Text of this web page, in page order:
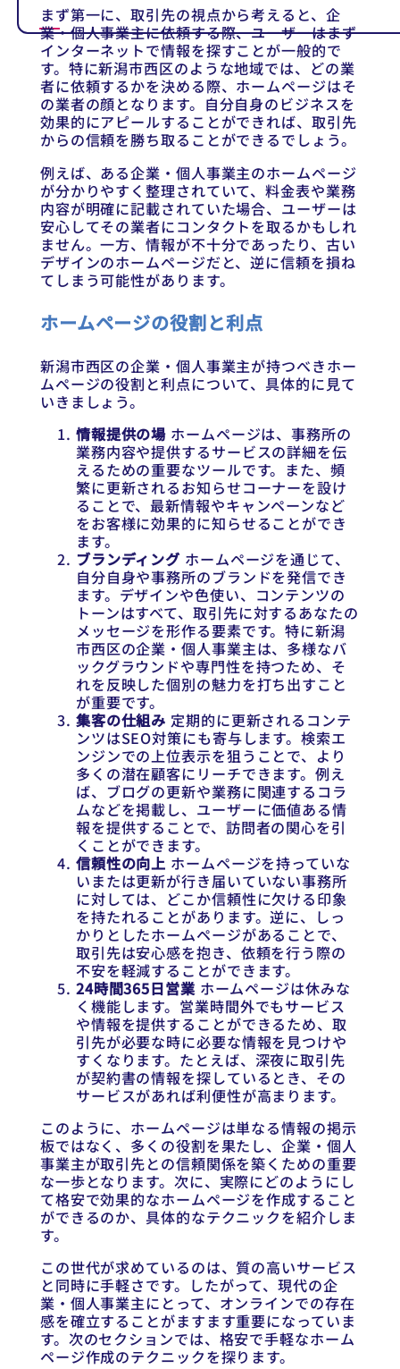
まず第一に、取引先の視点から考えると、企
業・個人事業主に依頼する際、ユーザーはまず
インターネットで情報を探すことが一般的で
す。特に新潟市西区のような地域では、どの業
者に依頼するかを決める際、ホームページはそ
の業者の顔となります。自分自身のビジネスを
効果的にアピールすることができれば、取引先
からの信頼を勝ち取ることができるでしょう。
例えば、ある企業・個人事業主のホームページ
が分かりやすく整理されていて、料金表や業務
内容が明確に記載されていた場合、ユーザーは
安心してその業者にコンタクトを取るかもしれ
ません。一方、情報が不十分であったり、古い
デザインのホームページだと、逆に信頼を損ね
てしまう可能性があります。
ホームページの役割と利点
新潟市西区の企業・個人事業主が持つべきホー
ムページの役割と利点について、具体的に見て
いきましょう。
情報提供の場 ホームページは、事務所の
業務内容や提供するサービスの詳細を伝
えるための重要なツールです。また、頻
繁に更新されるお知らせコーナーを設け
ることで、最新情報やキャンペーンなど
をお客様に効果的に知らせることができ
ます。
ブランディング ホームページを通じて、
自分自身や事務所のブランドを発信でき
ます。デザインや色使い、コンテンツの
トーンはすべて、取引先に対するあなたの
メッセージを形作る要素です。特に新潟
市西区の企業・個人事業主は、多様なバ
ックグラウンドや専門性を持つため、そ
れを反映した個別の魅力を打ち出すこと
が重要です。
集客の仕組み 定期的に更新されるコンテ
ンツはSEO対策にも寄与します。検索エ
ンジンでの上位表示を狙うことで、より
多くの潜在顧客にリーチできます。例え
ば、ブログの更新や業務に関連するコラ
ムなどを掲載し、ユーザーに価値ある情
報を提供することで、訪問者の関心を引
くことができます。
信頼性の向上 ホームページを持っていな
いまたは更新が行き届いていない事務所
に対しては、どこか信頼性に欠ける印象
を持たれることがあります。逆に、しっ
かりとしたホームページがあることで、
取引先は安心感を抱き、依頼を行う際の
不安を軽減することができます。
24時間365日営業ホームページは休みな
く機能します。営業時間外でもサービス
や情報を提供することができるため、取
引先が必要な時に必要な情報を見つけや
すくなります。たとえば、深夜に取引先
が契約書の情報を探しているとき、その
サービスがあれば利便性が高まります。
このように、ホームページは単なる情報の掲示
板ではなく、多くの役割を果たし、企業・個人
事業主が取引先との信頼関係を築くための重要
な一歩となります。次に、実際にどのようにし
て格安で効果的なホームページを作成すること
ができるのか、具体的なテクニックを紹介しま
す。
この世代が求めているのは、質の高いサービス
と同時に手軽さです。したがって、現代の企
業・個人事業主にとって、オンラインでの存在
感を確立することがますます重要になっていま
す。次のセクションでは、格安で手軽なホーム
ページ作成のテクニックを探ります。